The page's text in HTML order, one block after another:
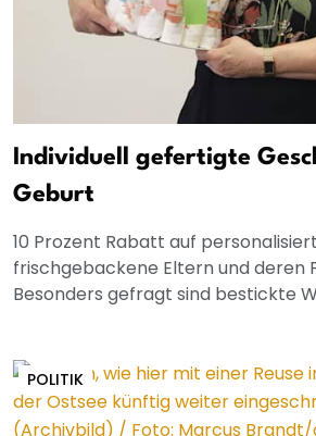
Individuell gefertigte
Geburt
10 Prozent Rabatt auf
frischgebackene Eltern und deren
Besonders gefragt sind bestickte
POLITIK